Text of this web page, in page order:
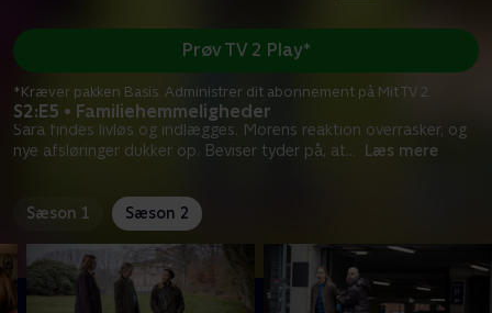
S2:E5 • Familiehemmeligheder
Sara findes livløs og indlægges. Morens reaktion overrasker, og
nye afsløringer dukker op. Beviser tyder på, at... Læs mere
Prøv TV 2 Play*
*Kræver pakken Basis. Administrer dit abonnement på Mit TV 2.
Sæson 1 Sæson 2